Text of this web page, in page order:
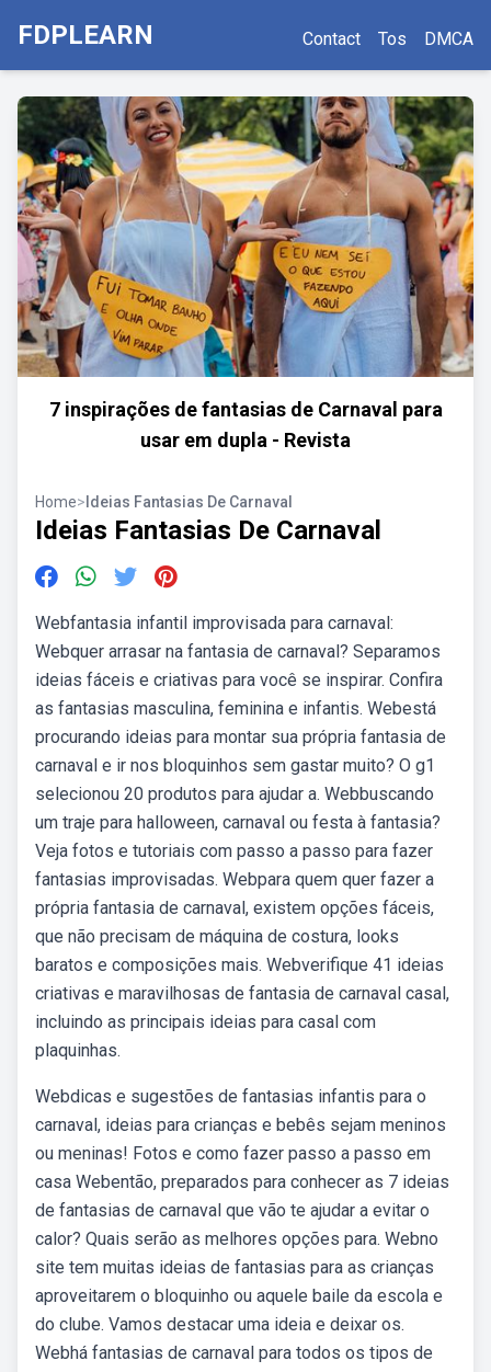
FDPLEARN Contact Tos DMCA
7 inspirações de fantasias de Carnaval para
usar em dupla - Revista
Home> Ideias Fantasias De Carnaval
Ideias Fantasias De Carnaval
Webfantasia infantil improvisada para carnaval:
Webquer arrasar na fantasia de carnaval? Separamos
ideias fáceis e criativas para você se inspirar. Confira
as fantasias masculina, feminina e infantis. Webestá
procurando ideias para montar sua própria fantasia de
carnaval e ir nos bloquinhos sem gastar muito? O g1
selecionou 20 produtos para ajudar a. Webbuscando
um traje para halloween, carnaval ou festa à fantasia?
Veja fotos e tutoriais com passo a passo para fazer
fantasias improvisadas. Webpara quem quer fazer a
própria fantasia de carnaval, existem opções fáceis,
que não precisam de máquina de costura, looks
baratos e composições mais. Webverifique 41 ideias
criativas e maravilhosas de fantasia de carnaval casal,
incluindo as principais ideias para casal com
plaquinhas.
Webdicas e sugestões de fantasias infantis para o
carnaval, ideias para crianças e bebês sejam meninos
ou meninas! Fotos e como fazer passo a passo em
casa Webentão, preparados para conhecer as 7 ideias
de fantasias de carnaval que vão te ajudar a evitar o
calor? Quais serão as melhores opções para. Webno
site tem muitas ideias de fantasias para as crianças
aproveitarem o bloquinho ou aquele baile da escola e
do clube. Vamos destacar uma ideia e deixar os.
Webhá fantasias de carnaval para todos os tipos de